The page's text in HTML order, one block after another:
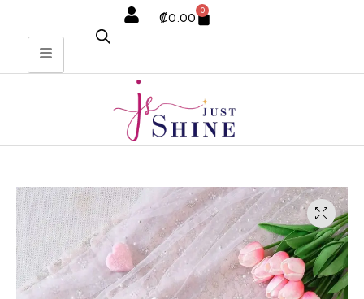
₡0.00 0